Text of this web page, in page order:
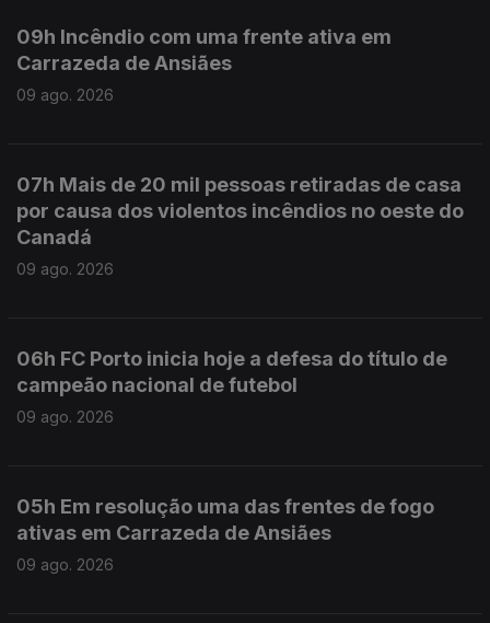
09h Incêndio com uma frente ativa em
Carrazeda de Ansiães
09 ago. 2026
07h Mais de 20 mil pessoas retiradas de casa
por causa dos violentos incêndios no oeste do
Canadá
09 ago. 2026
06h FC Porto inicia hoje a defesa do título de
campeão nacional de futebol
09 ago. 2026
05h Em resolução uma das frentes de fogo
ativas em Carrazeda de Ansiães
09 ago. 2026